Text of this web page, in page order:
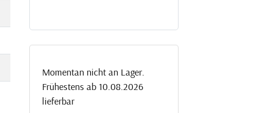
Momentan nicht an Lager.
Frühestens ab 10.08.2026
lieferbar